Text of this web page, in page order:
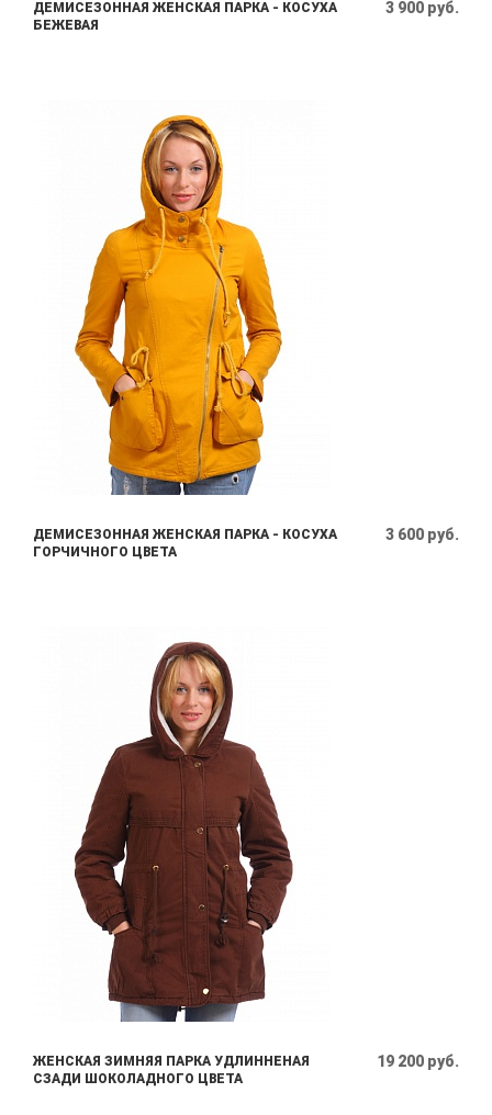
ДЕМИСЕЗОННАЯ ЖЕНСКАЯ ПАРКА - КОСУХА
БЕЖЕВАЯ
3 900 руб.
ДЕМИСЕЗОННАЯ ЖЕНСКАЯ ПАРКА - КОСУХА
ГОРЧИЧНОГО ЦВЕТА
3 600 руб.
ЖЕНСКАЯ ЗИМНЯЯ ПАРКА УДЛИННЕНАЯ
СЗАДИ ШОКОЛАДНОГО ЦВЕТА
19 200 руб.